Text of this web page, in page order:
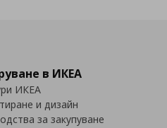
в ИКЕА
ИКЕА
и дизайн
за закупуване